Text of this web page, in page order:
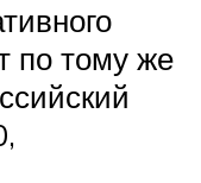
по тому же